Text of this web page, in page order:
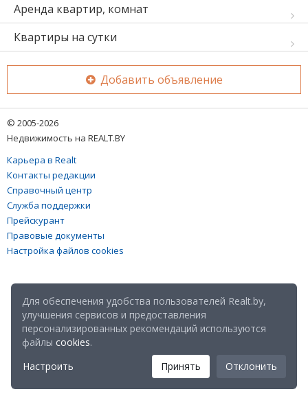
Аренда квартир, комнат
Квартиры на сутки
Добавить объявление
© 2005-2026
Недвижимость на REALT.BY
Карьера в Realt
Контакты редакции
Справочный центр
Служба поддержки
Прейскурант
Правовые документы
Настройка файлов cookies
Для обеспечения удобства пользователей Realt.by,
улучшения сервисов и предоставления
персонализированных рекомендаций используются
файлы cookies.
Настроить
Принять Отклонить